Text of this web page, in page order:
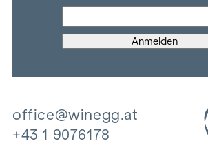
office@winegg.at
+43 1 9076178